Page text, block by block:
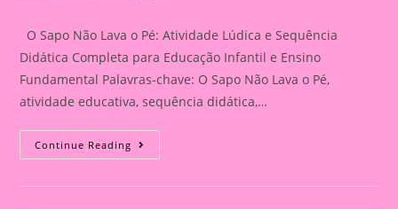
O Sapo Não Lava o Pé: Atividade Lúdica e Sequência
Didática Completa para Educação Infantil e Ensino
Fundamental Palavras-chave: O Sapo Não Lava o Pé,
atividade educativa, sequência didática,…
Continue Reading Sequências
Didáticas
Com